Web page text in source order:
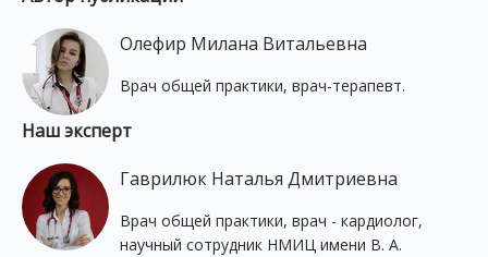
Олефир Милана Витальевна
Врач общей практики, врач-терапевт.
Наш эксперт
Гаврилюк Наталья Дмитриевна
Врач общей практики, врач - кардиолог,
научный сотрудник НМИЦ имени В. А.